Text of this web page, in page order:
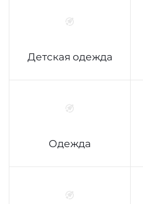
Детская одежда
Одежда